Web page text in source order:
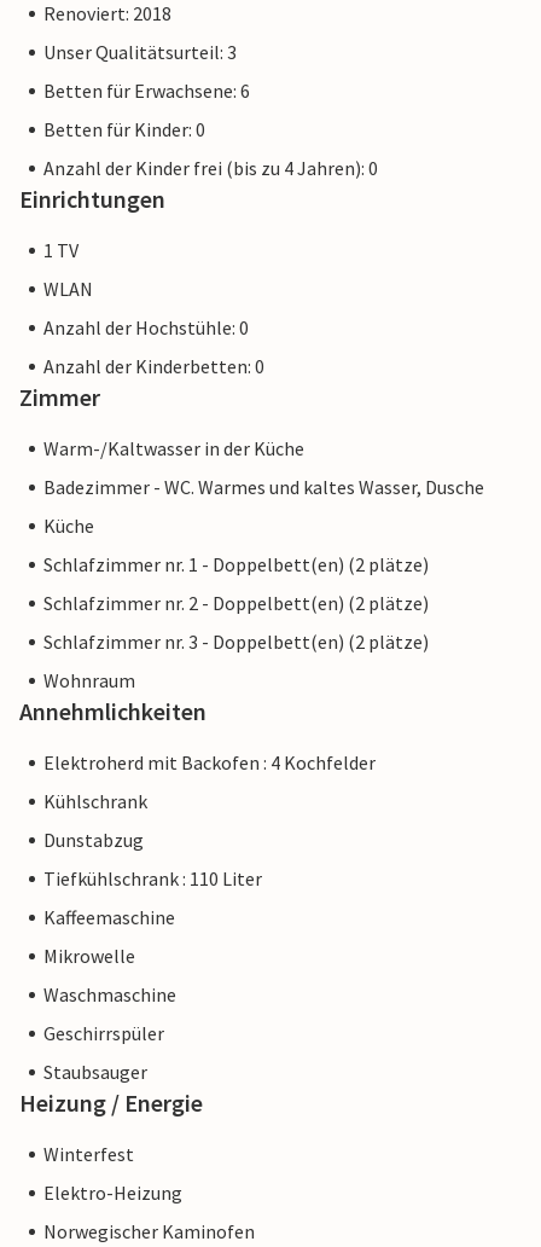
Renoviert: 2018
Unser Qualitätsurteil: 3
Betten für Erwachsene: 6
Betten für Kinder: 0
Anzahl der Kinder frei (bis zu 4 Jahren): 0
Einrichtungen
1 TV
WLAN
Anzahl der Hochstühle: 0
Anzahl der Kinderbetten: 0
Zimmer
Warm-/Kaltwasser in der Küche
Badezimmer - WC. Warmes und kaltes Wasser, Dusche
Küche
Schlafzimmer nr. 1 - Doppelbett(en) (2 plätze)
Schlafzimmer nr. 2 - Doppelbett(en) (2 plätze)
Schlafzimmer nr. 3 - Doppelbett(en) (2 plätze)
Wohnraum
Annehmlichkeiten
Elektroherd mit Backofen : 4 Kochfelder
Kühlschrank
Dunstabzug
Tiefkühlschrank : 110 Liter
Kaffeemaschine
Mikrowelle
Waschmaschine
Geschirrspüler
Staubsauger
Heizung / Energie
Winterfest
Elektro-Heizung
Norwegischer Kaminofen